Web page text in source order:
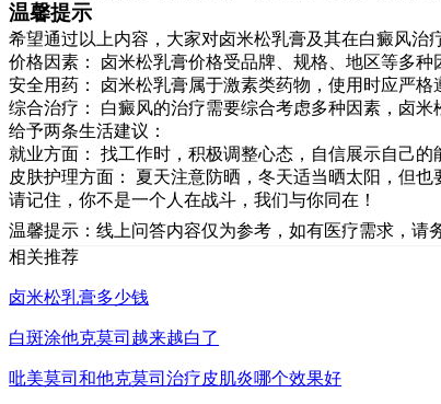
温馨提示
希望通过以上内容，大家对卤米松乳膏及其在白癜风治
价格因素： 卤米松乳膏价格受品牌、规格、地区等多种
安全用药： 卤米松乳膏属于激素类药物，使用时应严
综合治疗： 白癜风的治疗需要综合考虑多种因素，卤
给予两条生活建议：
就业方面： 找工作时，积极调整心态，自信展示自己
皮肤护理方面： 夏天注意防晒，冬天适当晒太阳，但也
请记住，你不是一个人在战斗，我们与你同在！
温馨提示：线上问答内容仅为参考，如有医疗需求，请
相关推荐
卤米松乳膏多少钱
白斑涂他克莫司越来越白了
吡美莫司和他克莫司治疗皮肌炎哪个效果好